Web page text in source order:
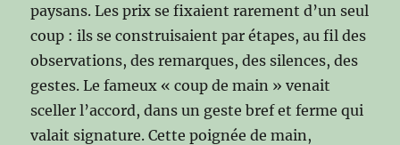
paysans. Les prix se fixaient rarement d’un seul
coup : ils se construisaient par étapes, au fil des
observations, des remarques, des silences, des
gestes. Le fameux « coup de main » venait
sceller l’accord, dans un geste bref et ferme qui
valait signature. Cette poignée de main,